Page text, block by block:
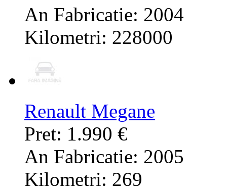
An Fabricatie: 2004
Kilometri: 228000
Renault Megane
Pret: 1.990 €
An Fabricatie: 2005
Kilometri: 269